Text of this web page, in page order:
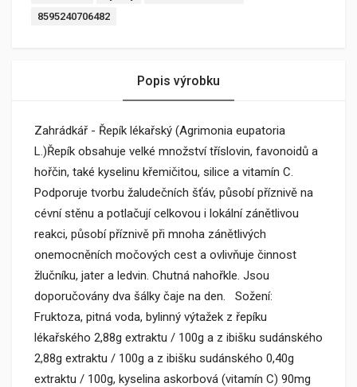
8595240706482
Popis výrobku
Zahrádkář - Řepík lékařský (Agrimonia eupatoria
L.)Řepík obsahuje velké množství tříslovin, favonoidů a
hořčin, také kyselinu křemičitou, silice a vitamín C.
Podporuje tvorbu žaludečních šťáv, působí příznivě na
cévní stěnu a potlačují celkovou i lokální zánětlivou
reakci, působí příznivě při mnoha zánětlivých
onemocněních močových cest a ovlivňuje činnost
žlučníku, jater a ledvin. Chutná nahořkle. Jsou
doporučovány dva šálky čaje na den. Sožení:
Fruktoza, pitná voda, bylinný výtažek z řepíku
lékařského 2,88g extraktu / 100g a z ibišku sudánského
2,88g extraktu / 100g a z ibišku sudánského 0,40g
extraktu / 100g, kyselina askorbová (vitamín C) 90mg